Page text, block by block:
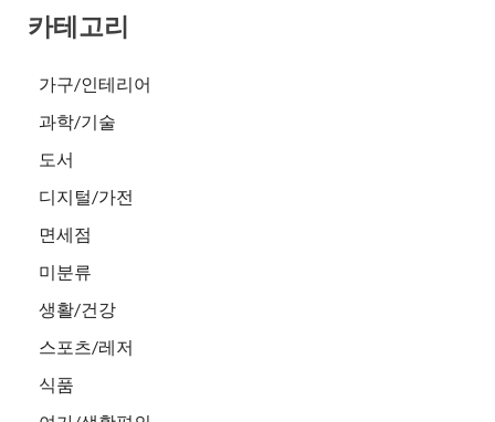
카테고리
가구/인테리어
과학/기술
도서
디지털/가전
면세점
미분류
생활/건강
스포츠/레저
식품